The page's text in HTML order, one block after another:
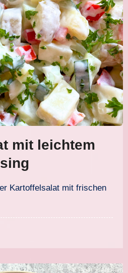
mit leichtem